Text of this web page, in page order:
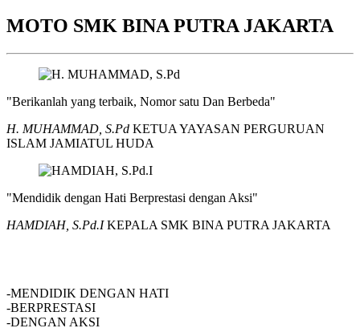
MOTO SMK BINA PUTRA JAKARTA
"Berikanlah yang terbaik, Nomor satu Dan Berbeda"
H. MUHAMMAD, S.Pd KETUA YAYASAN PERGURUAN
ISLAM JAMIATUL HUDA
"Mendidik dengan Hati Berprestasi dengan Aksi"
HAMDIAH, S.Pd.IKEPALA SMK BINA PUTRA JAKARTA
-MENDIDIK DENGAN HATI
-BERPRESTASI
-DENGAN AKSI